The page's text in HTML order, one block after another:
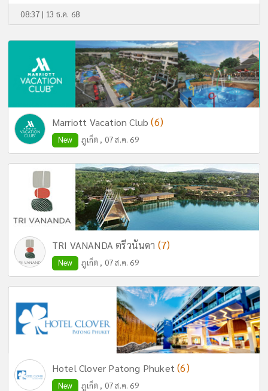
08:37 | 13 ธ.ค. 68
Marriott Vacation Club(6)
New ภูเก็ต , 07 ส.ค. 69
TRI VANANDA ตรีวนันดา (7)
New ภูเก็ต , 07 ส.ค. 69
Hotel Clover Patong Phuket(6)
New ภูเก็ต , 07 ส.ค. 69